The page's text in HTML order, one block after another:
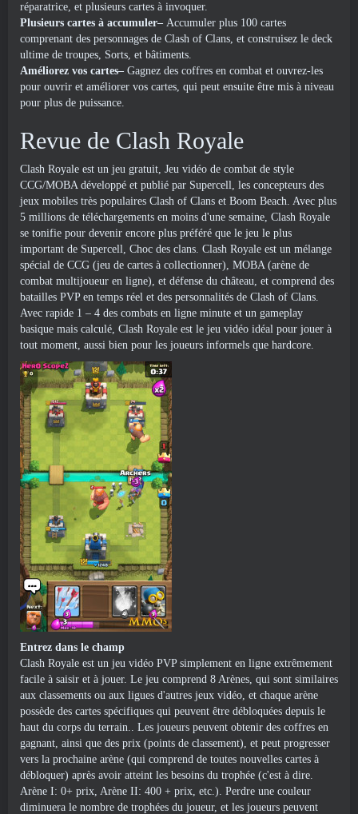
réparatrice, et plusieurs cartes à invoquer.
Plusieurs cartes à accumuler– Accumuler plus 100 cartes
comprenant des personnages de Clash of Clans, et construisez le deck
ultime de troupes, Sorts, et bâtiments.
Améliorez vos cartes– Gagnez des coffres en combat et ouvrez-les
pour ouvrir et améliorer vos cartes, qui peut ensuite être mis à niveau
pour plus de puissance.
Revue de Clash Royale
Clash Royale est un jeu gratuit, Jeu vidéo de combat de style
CCG/MOBA développé et publié par Supercell, les concepteurs des
jeux mobiles très populaires Clash of Clans et Boom Beach. Avec plus
5 millions de téléchargements en moins d'une semaine, Clash Royale
se tonifie pour devenir encore plus préféré que le jeu le plus
important de Supercell, Choc des clans. Clash Royale est un mélange
spécial de CCG (jeu de cartes à collectionner), MOBA (arène de
combat multijoueur en ligne), et défense du château, et comprend des
batailles PVP en temps réel et des personnalités de Clash of Clans.
Avec rapide 1 – 4 des combats en ligne minute et un gameplay
basique mais calculé, Clash Royale est le jeu vidéo idéal pour jouer à
tout moment, aussi bien pour les joueurs informels que hardcore.
Entrez dans le champ
Clash Royale est un jeu vidéo PVP simplement en ligne extrêmement
facile à saisir et à jouer. Le jeu comprend 8 Arènes, qui sont similaires
aux classements ou aux ligues d'autres jeux vidéo, et chaque arène
possède des cartes spécifiques qui peuvent être débloquées depuis le
haut du corps du terrain.. Les joueurs peuvent obtenir des coffres en
gagnant, ainsi que des prix (points de classement), et peut progresser
vers la prochaine arène (qui comprend de toutes nouvelles cartes à
débloquer) après avoir atteint les besoins du trophée (c'est à dire.
Arène I: 0+ prix, Arène II: 400 + prix, etc.). Perdre une couleur
diminuera le nombre de trophées du joueur, et les joueurs peuvent